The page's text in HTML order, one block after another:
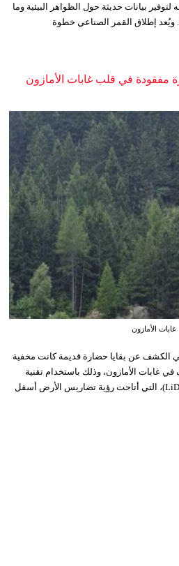
بيانات حديثة حول الظواهر البيئية وما
ويُعد إطلاق القمر الصناعي خطوة
مفقودة في قلب غابات الأمازون
غابات الأمازون
الكشف عن بقايا حضارة قديمة كانت مخفية
غابات الأمازون، وذلك باستخدام تقنية
المسح بالليزر المحمولة جوًا (LiDAR)، التي أتاحت رؤية تضاريس الأرض أسفل